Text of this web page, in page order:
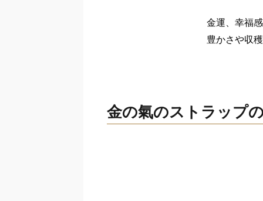
金運、幸福
豊かさや収
金の氣のストラップ